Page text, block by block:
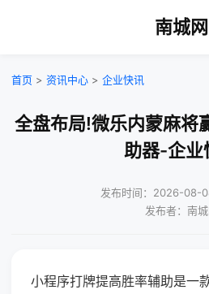
南城网
首页 > 资讯中心 > 企业快讯
全盘布局!微乐内蒙麻将
助器-企业
发布时间：2026-08-
发布者：南
小程序打牌提高胜率辅助是一